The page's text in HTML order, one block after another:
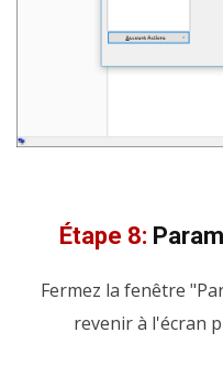
Étape 8:
Fermez la fenêtre
revenir à l'écran